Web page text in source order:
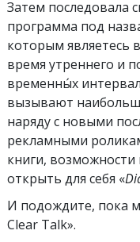
Затем последовала
программа под
которым являетесь
время утреннего и
временны́х
вызывают
наряду с новыми
рекламными
книги,
открыть для себя «
И подождите, пока
Clear Talk».